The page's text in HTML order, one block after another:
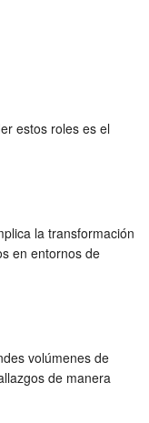
estos roles es el
la transformación
en entornos de
volúmenes de
de manera